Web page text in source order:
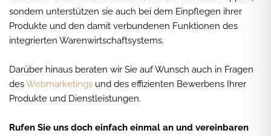
sondern unterstützen sie auch bei dem Einpflegen ihrer
Produkte und den damit verbundenen Funktionen des
integrierten Warenwirtschaftsystems.
Darüber hinaus beraten wir Sie auf Wunsch auch in Fragen
desWebmarketings und des effizienten Bewerbens Ihrer
Produkte und Dienstleistungen.
Rufen Sie uns doch einfach einmal an und vereinbaren